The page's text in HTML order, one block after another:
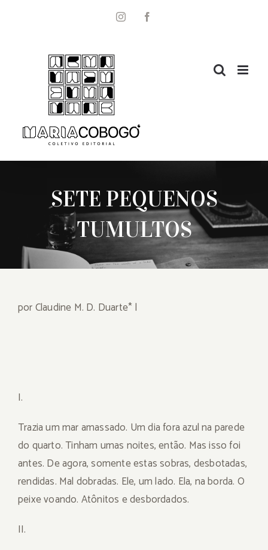
SETE PEQUENOS
TUMULTOS
por Claudine M. D. Duarte* |
I.
Trazia um mar amassado. Um dia fora azul na parede
do quarto. Tinham umas noites, então. Mas isso foi
antes. De agora, somente estas sobras, desbotadas,
rendidas. Mal dobradas. Ele, um lado. Ela, na borda. O
peixe voando. Atônitos e desbordados.
II.